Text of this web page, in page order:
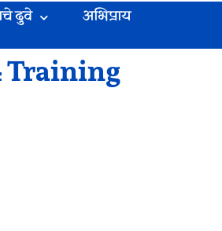
दुवे अभिप्राय
Training